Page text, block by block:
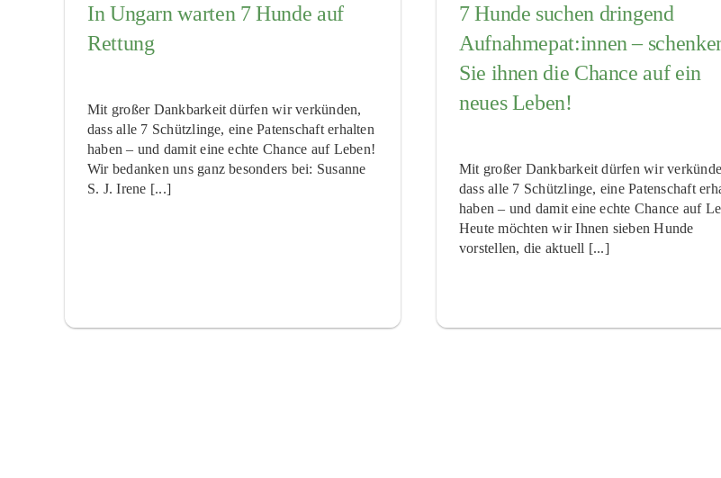
In Ungarn warten 7 Hunde auf
Rettung
Mit großer Dankbarkeit dürfen wir verkünden,
dass alle 7 Schützlinge, eine Patenschaft erhalten
haben – und damit eine echte Chance auf Leben!
Wir bedanken uns ganz besonders bei: Susanne
S. J. Irene [...]
7 Hunde suchen dringend
Aufnahmepat:innen –
Sie ihnen die Chance auf ein
neues Leben!
Mit großer Dankbarkeit dürfen wir
dass alle 7 Schützlinge, eine Patenschaft
haben – und damit eine echte Chance auf
Heute möchten wir Ihnen sieben Hunde
vorstellen, die aktuell [...]